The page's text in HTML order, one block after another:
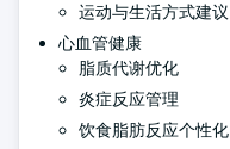
运动与生活方式建议
心血管健康
脂质代谢优化
炎症反应管理
饮食脂肪反应个性化